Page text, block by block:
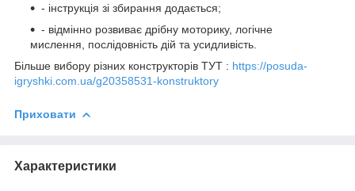
- інструкція зі збирання додається;
- відмінно розвиває дрібну моторику, логічне
мислення, послідовність дій та усидливість.
Більше вибору різних конструкторів ТУТ : https://posuda-
igryshki.com.ua/g20358531-konstruktory
Приховати
Характеристики